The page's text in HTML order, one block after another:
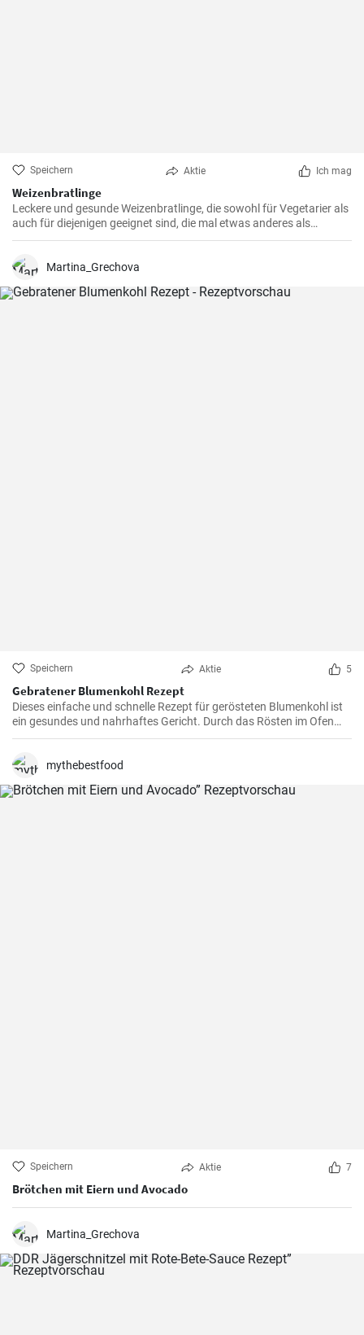
Speichern Aktie Ich mag
Weizenbratlinge
Leckere und gesunde Weizenbratlinge, die sowohl für Vegetarier als
auch für diejenigen geeignet sind, die mal etwas anderes als
normale Fleischbratlinge genießen möchten.
Martina_Grechova
Speichern Aktie 5
Gebratener Blumenkohl Rezept
Dieses einfache und schnelle Rezept für gerösteten Blumenkohl ist
ein gesundes und nahrhaftes Gericht. Durch das Rösten im Ofen
erhält der Blumenkohl einen wunderbar süßen und nussigen
mythebestfood
Speichern Aktie 7
Brötchen mit Eiern und Avocado
Martina_Grechova